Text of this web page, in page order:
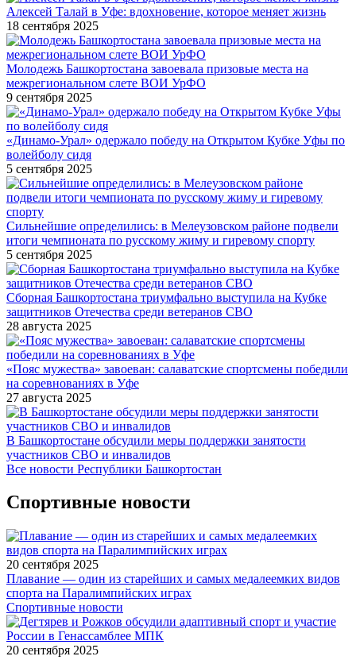
Алексей Талай в Уфе: вдохновение, которое меняет жизнь
18 сентября 2025
Молодежь Башкортостана завоевала призовые места на
межрегиональном слете ВОИ УрФО
9 сентября 2025
«Динамо-Урал» одержало победу на Открытом Кубке Уфы по
волейболу сидя
5 сентября 2025
Сильнейшие определились: в Мелеузовском районе подвели
итоги чемпионата по русскому жиму и гиревому спорту
5 сентября 2025
Сборная Башкортостана триумфально выступила на Кубке
защитников Отечества среди ветеранов СВО
28 августа 2025
«Пояс мужества» завоеван: салаватские спортсмены победили
на соревнованиях в Уфе
27 августа 2025
В Башкортостане обсудили меры поддержки занятости
участников СВО и инвалидов
Все новости Республики Башкортостан
Спортивные новости
20 сентября 2025
Плавание — один из старейших и самых медалеемких видов
спорта на Паралимпийских играх
Спортивные новости
20 сентября 2025